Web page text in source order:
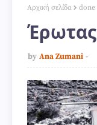
Αρχική σελίδα done
Έρωτας
by Ana Zumani